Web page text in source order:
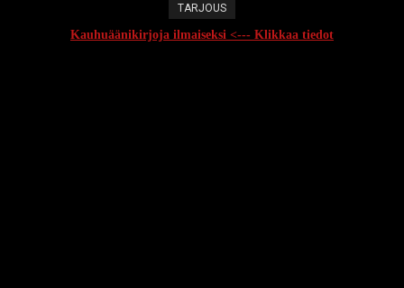
TARJOUS
Kauhuäänikirjoja ilmaiseksi <--- Klikkaa tiedot